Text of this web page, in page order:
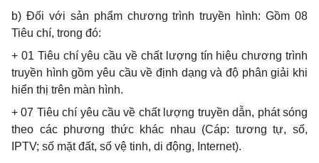
b) Đối với sản phẩm chương trình truyền hình: Gồm 08
Tiêu chí, trong đó:
+ 01 Tiêu chí yêu cầu về chất lượng tín hiệu chương trình
truyền hình gồm yêu cầu về định dạng và độ phân giải khi
hiển thị trên màn hình.
+ 07 Tiêu chí yêu cầu về chất lượng truyền dẫn, phát sóng
theo các phương thức khác nhau (Cáp: tương tự, số,
IPTV; số mặt đất, số vệ tinh, di động, Internet).